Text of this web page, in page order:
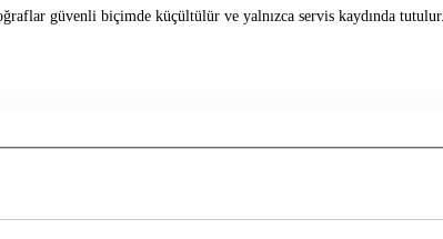
güvenli biçimde küçültülür ve yalnızca servis kaydında tutulur.